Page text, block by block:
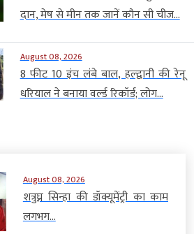
दान, मेष से मीन तक जानें कौन सी चीज...
August 08, 2026
8 फीट 10 इंच लंबे बाल, हल्द्वानी की रेनू
धरियाल ने बनाया वर्ल्ड रिकॉर्ड; लोग...
August 08, 2026
शत्रुघ्न सिन्हा की डॉक्यूमेंट्री का काम
लगभग...